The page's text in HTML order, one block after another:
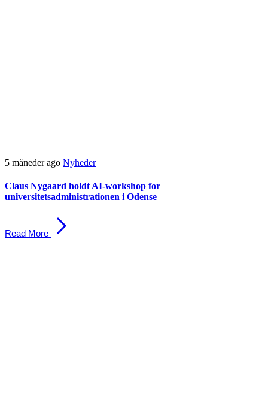
5 måneder ago Nyheder
Claus Nygaard holdt AI-workshop for
universitetsadministrationen i Odense
Read More